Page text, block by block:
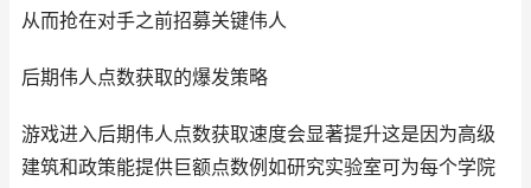
从而抢在对手之前招募关键伟人
后期伟人点数获取的爆发策略
游戏进入后期伟人点数获取速度会显著提升这是因为高级
建筑和政策能提供巨额点数例如研究实验室可为每个学院